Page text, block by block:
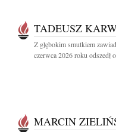
TADEUSZ
Z głębokim smutkiem
czerwca 2026 roku odszedł
MARCIN